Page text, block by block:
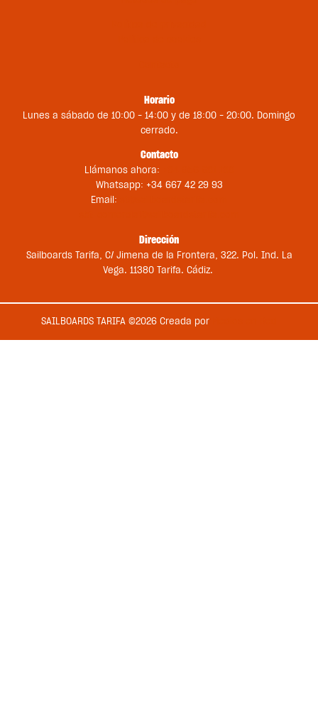
Horario
Lunes a sábado de 10:00 – 14:00 y de 18:00 – 20:00. Domingo
cerrado.
Contacto
Llámanos ahora:
Whatsapp: +34 667 42 29 93
Email:
Dirección
Sailboards Tarifa, C/ Jimena de la Frontera, 322. Pol. Ind. La
Vega. 11380 Tarifa. Cádiz.
SAILBOARDS TARIFA ©2026 Creada por